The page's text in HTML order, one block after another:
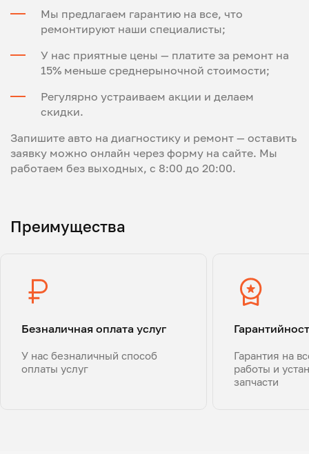
Мы предлагаем гарантию на все, что
ремонтируют наши специалисты;
У нас приятные цены — платите за ремонт на
15% меньше среднерыночной стоимости;
Регулярно устраиваем акции и делаем
скидки.
Запишите авто на диагностику и ремонт — оставить
заявку можно онлайн через форму на сайте. Мы
работаем без выходных, с 8:00 до 20:00.
Преимущества
Безналичная оплата услуг
У нас безналичный способ
оплаты услуг
Гарантия на
работы и
запчасти